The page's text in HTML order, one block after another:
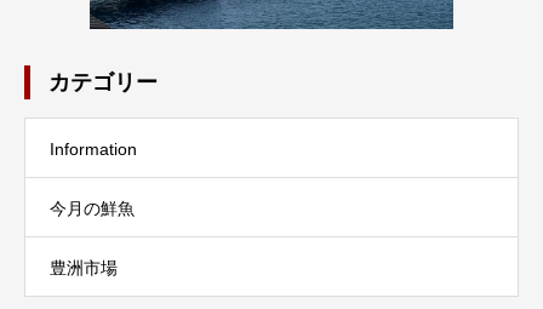
カテゴリー
Information
今月の鮮魚
豊洲市場